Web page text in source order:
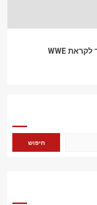
חמישה קווי עלילה גרועים ביותר לקראת WWE
חיפוש